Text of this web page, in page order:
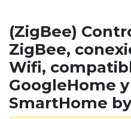
(ZigBee)
ZigBee,
Wifi,
GoogleHome
SmartHome